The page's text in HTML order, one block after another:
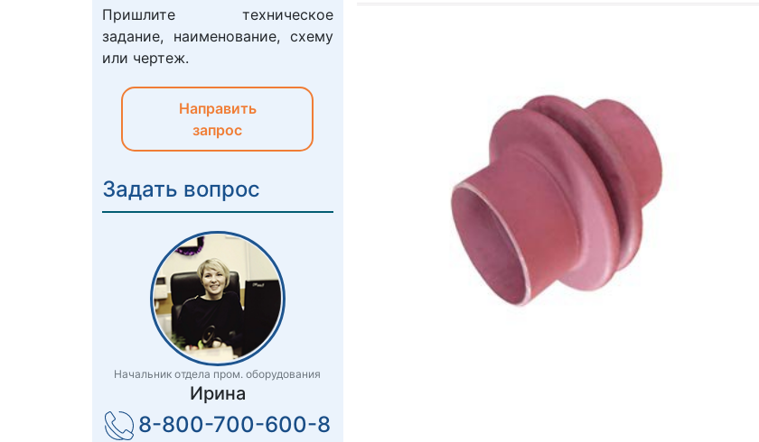
Пришлите техническое
задание, наименование, схему
или чертеж.
Направить
запрос
Задать вопрос
Начальник отдела пром. оборудования
Ирина
8-800-700-600-8